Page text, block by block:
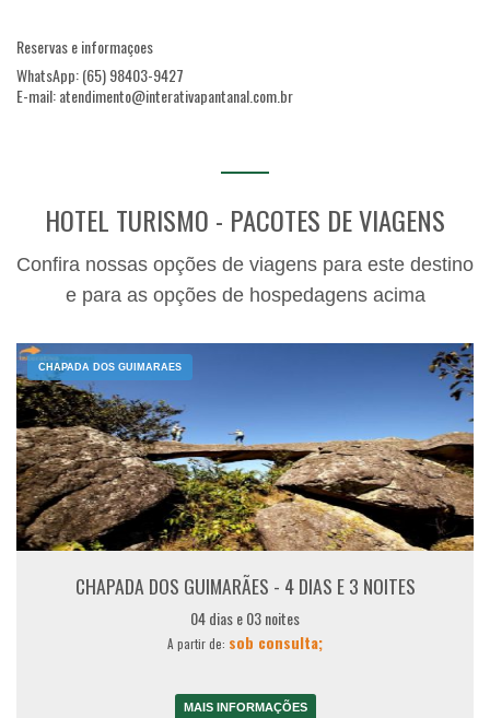
Reservas e informaçoes
WhatsApp: (65) 98403-9427
E-mail: atendimento@interativapantanal.com.br
HOTEL TURISMO - PACOTES DE VIAGENS
Confira nossas opções de viagens para este destino
e para as opções de hospedagens acima
CHAPADA DOS GUIMARAES
CHAPADA DOS GUIMARÃES - 4 DIAS E 3 NOITES
04 dias e 03 noites
A partir de: sob consulta;
MAIS INFORMAÇÕES